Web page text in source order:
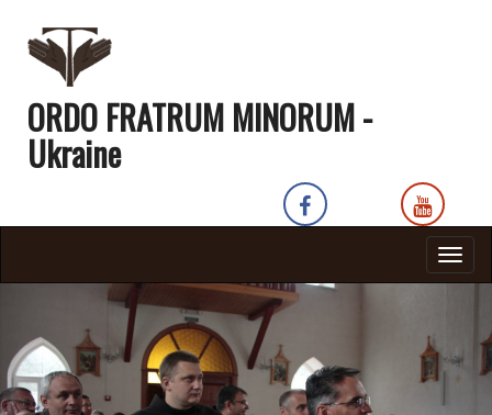
ORDO FRATRUM MINORUM -
Ukraine